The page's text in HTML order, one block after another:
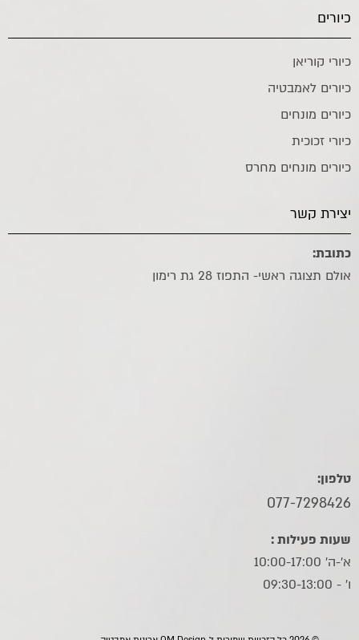
כיורים
כיורי קוריאן
כיורים לאמבטיה
כיורים מונחים
כיורי זכוכית
כיורים מונחים מחרס
יצירת קשר
כתובת:
אולם תצוגה ראשי- התפוז 28 גת רימון
טלפון:
077-7298426
שעות פעילות :
א'-ה' 10:00-17:00
ו׳ - 09:30-13:00